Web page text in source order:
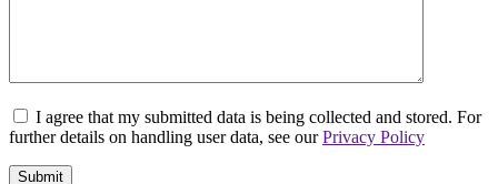
I agree that my submitted data is being collected and stored. For
further details on handling user data, see ourPrivacy Policy